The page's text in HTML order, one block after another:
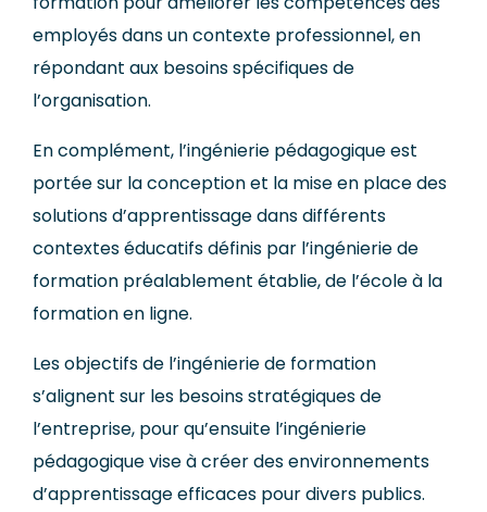
employés dans un contexte professionnel, en
répondant aux besoins spécifiques de
l’organisation.
En complément, l’ingénierie pédagogique est
portée sur la conception et la mise en place des
solutions d’apprentissage dans différents
contextes éducatifsdéfinis par l’ingénierie de
formation préalablement établie, de l’école à la
formation en ligne.
Les objectifs de l’ingénierie de formation
s’alignent sur les besoins stratégiques de
l’entreprise, pour qu’ensuite l’ingénierie
pédagogique vise à créer des environnements
d’apprentissage efficaces pour divers publics.